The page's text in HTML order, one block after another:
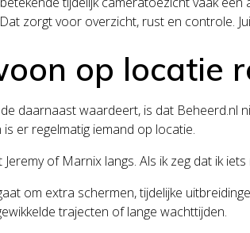
zorgt voor overzicht, rust en controle.
op locatie
daarnaast waardeert, is dat Beheerd.nl
er regelmatig iemand op locatie.
Jeremy of Marnix langs. Als ik zeg dat ik
om extra schermen, tijdelijke
trajecten of lange wachttijden.